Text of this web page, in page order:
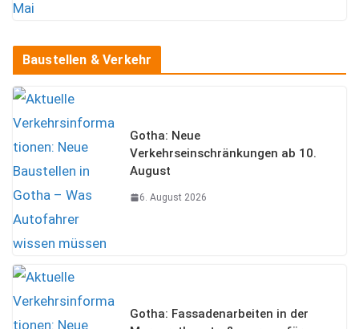
Baustellen & Verkehr
Gotha: Neue
Verkehrseinschränkungen ab 10.
August
6. August 2026
Gotha: Fassadenarbeiten in der